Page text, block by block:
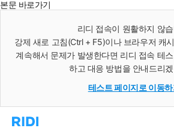
본문 바로가기
리디 접속이 원활하지 않
강제 새로 고침(Ctrl + F5)이나 브라우저 캐
계속해서 문제가 발생한다면 리디 접속 테
하고 대응 방법을 안내드리
테스트 페이지로 이동
리